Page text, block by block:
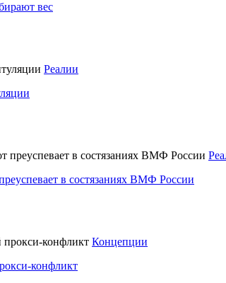
вес
Реалии
в состязаниях ВМФ России
Концепции
конфликт